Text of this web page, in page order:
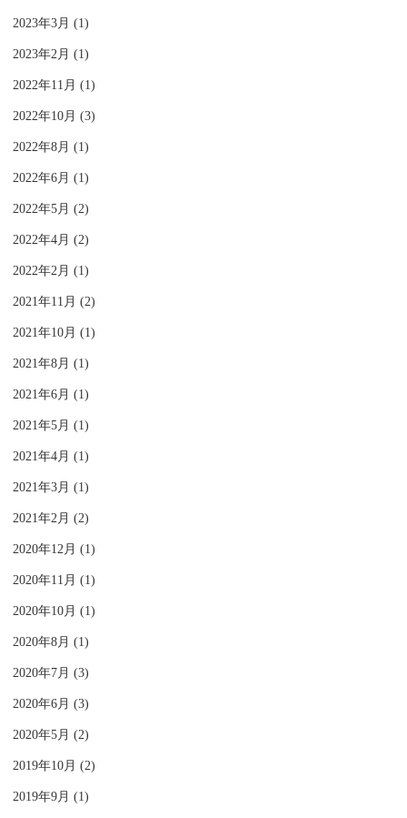
2023年3月 (1)
2023年2月 (1)
2022年11月 (1)
2022年10月 (3)
2022年8月 (1)
2022年6月 (1)
2022年5月 (2)
2022年4月 (2)
2022年2月 (1)
2021年11月 (2)
2021年10月 (1)
2021年8月 (1)
2021年6月 (1)
2021年5月 (1)
2021年4月 (1)
2021年3月 (1)
2021年2月 (2)
2020年12月 (1)
2020年11月 (1)
2020年10月 (1)
2020年8月 (1)
2020年7月 (3)
2020年6月 (3)
2020年5月 (2)
2019年10月 (2)
2019年9月 (1)